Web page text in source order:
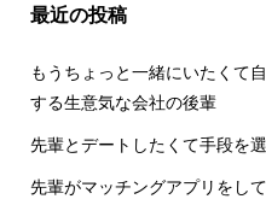
最近の投稿
もうちょっと一緒にいたくて
する生意気な会社の後輩
先輩とデートしたくて手段を
先輩がマッチングアプリをし